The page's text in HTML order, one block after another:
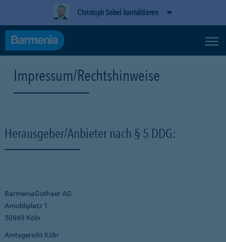
Christoph Sobel kontaktieren
Impressum/Rechtshinweise
Herausgeber/Anbieter nach § 5 DDG:
BarmeniaGothaer AG
Arnoldiplatz 1
50969 Köln
Amtsgericht Köln